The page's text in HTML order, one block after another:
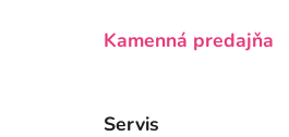
Kamenná predajňa
Servis